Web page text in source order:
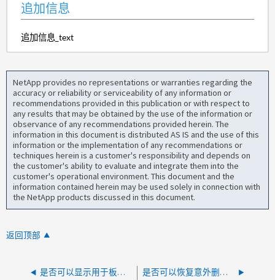
追加信息
追加信息_text
NetApp provides no representations or warranties regarding the
accuracy or reliability or serviceability of any information or
recommendations provided in this publication or with respect to
any results that may be obtained by the use of the information or
observance of any recommendations provided herein. The
information in this document is distributed AS IS and the use of this
information or the implementation of any recommendations or
techniques herein is a customer's responsibility and depends on
the customer's ability to evaluate and integrate them into the
customer's operational environment. This document and the
information contained herein may be used solely in connection with
the NetApp products discussed in this document.
返回顶部
是否可以显示用于板载密钥管理器密钥的算法 是否可以恢复意外删除的 LUN？